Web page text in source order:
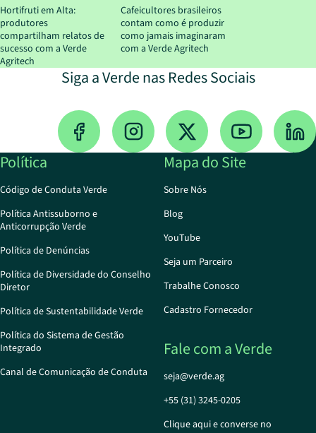
Hortifruti em Alta:
produtores
compartilham relatos de
sucesso com a Verde
Agritech
Cafeicultores brasileiros
contam como é produzir
como jamais imaginaram
com a Verde Agritech
Siga a Verde nas Redes Sociais
Mapa do Site
Sobre Nós
Blog
YouTube
Seja um Parceiro
Trabalhe Conosco
Cadastro Fornecedor
Política
Código de Conduta Verde
Política Antissuborno e
Anticorrupção Verde
Política de Denúncias
Política de Diversidade do Conselho
Diretor
Política de Sustentabilidade Verde
Política do Sistema de Gestão
Integrado
Canal de Comunicação de Conduta
Fale com a Verde
seja@verde.ag
+55 (31) 3245-0205
Clique aqui e converse no